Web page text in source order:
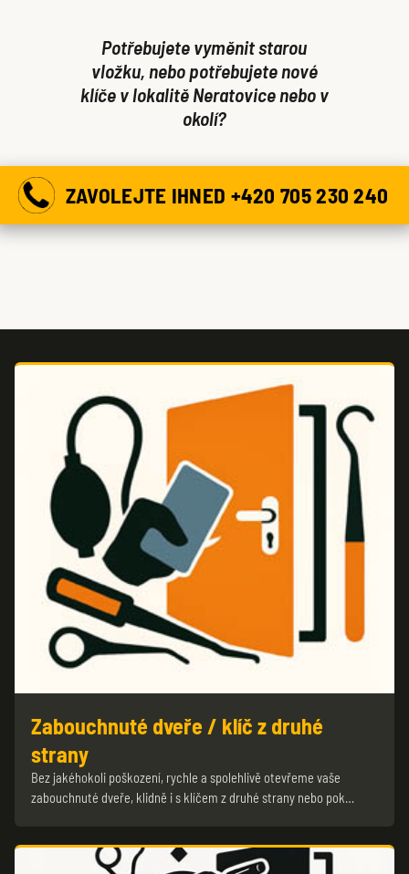
Potřebujete vyměnit starou
vložku, nebo potřebujete nové
klíče v lokalitě Neratovice nebo v
okolí?
ZAVOLEJTE IHNED +420 705 230 240
Zabouchnuté dveře / klíč z druhé
strany
Bez jakéhokoli poškození, rychle a spolehlivě otevřeme vaše
zabouchnuté dveře, klidně i s klíčem z druhé strany nebo pok…